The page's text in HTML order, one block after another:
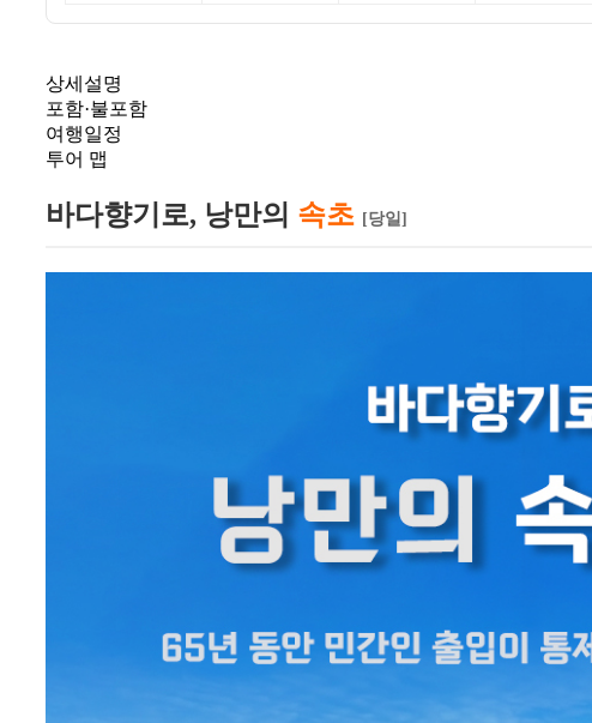
상세설명
포함·불포함
여행일정
투어 맵
바다향기로, 낭만의 속초 [당일]